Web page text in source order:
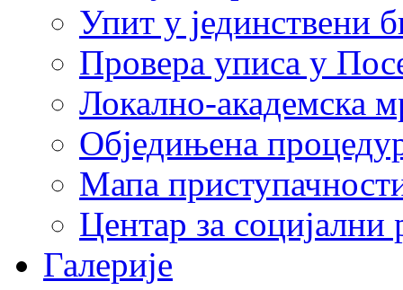
Упит у јединствени
Провера уписа у
Локално-академска
Обједињена
Мапа
Центар за
Галерије